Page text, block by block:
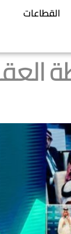
القطاعات